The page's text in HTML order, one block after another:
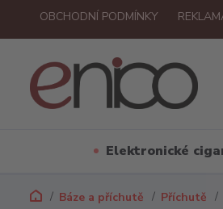
OBCHODNÍ PODMÍNKY
Elektronické
Báze a příchutě Příchutě